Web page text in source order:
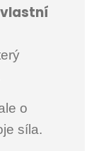
o
síla.